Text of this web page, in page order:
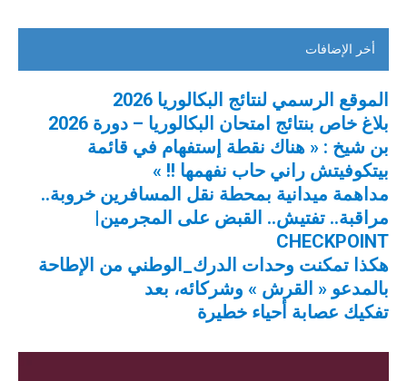
أخر الإضافات
الموقع الرسمي لنتائج البكالوريا 2026
بلاغ خاص بنتائج امتحان البكالوريا – دورة 2026
بن شيخ : « هناك نقطة إستفهام في قائمة
بيتكوفيتش راني حاب نفهمها !! »
مداهمة ميدانية بمحطة نقل المسافرين خروبة..
مراقبة.. تفتيش.. القبض على المجرمين|
CHECKPOINT
هكذا تمكنت وحدات الدرك_الوطني من الإطاحة
بالمدعو « القرش » وشركائه، بعد
تفكيك عصابة أحياء خطيرة